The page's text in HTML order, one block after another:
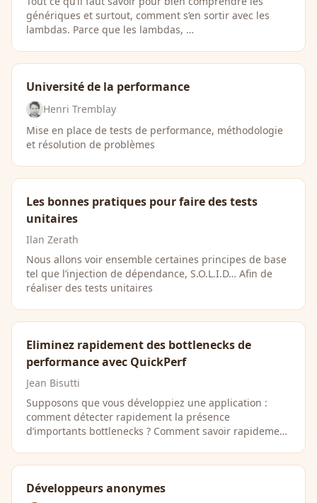
génériques et surtout, comment s’en sortir avec les
lambdas. Parce que les lambdas, …
Université de la performance
Henri Tremblay
Mise en place de tests de performance, méthodologie
et résolution de problèmes
Les bonnes pratiques pour faire des tests
unitaires
Ilan Zerath
Nous allons voir ensemble certaines principes de base
tel que l’injection de dépendance, S.O.L.I.D… Afin de
réaliser des tests unitaires
Eliminez rapidement des bottlenecks de
performance avec QuickPerf
Jean Bisutti
Supposons que vous développiez une application :
comment détecter rapidement la présence
d’importants bottlenecks ? Comment savoir rapidement
Développeurs anonymes